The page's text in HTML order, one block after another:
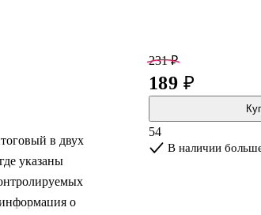
в двух
указаны
о
231 ₽
189 ₽
54
В наличии